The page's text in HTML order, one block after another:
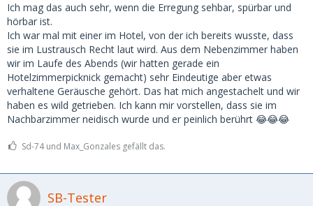
Ich mag das auch sehr, wenn die Erregung sehbar, spürbar und
hörbar ist.
Ich war mal mit einer im Hotel, von der ich bereits wusste, dass
sie im Lustrausch Recht laut wird. Aus dem Nebenzimmer haben
wir im Laufe des Abends (wir hatten gerade ein
Hotelzimmerpicknick gemacht) sehr Eindeutige aber etwas
verhaltene Geräusche gehört. Das hat mich angestachelt und wir
haben es wild getrieben. Ich kann mir vorstellen, dass sie im
Nachbarzimmer neidisch wurde und er peinlich berührt 😂😂😂
Sd-74 und Max_Gonzales gefällt das.
SB-Tester